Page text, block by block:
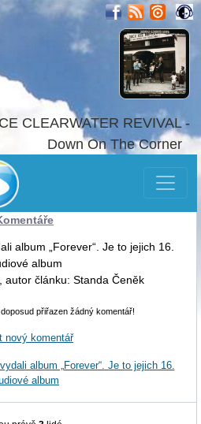
CLEARWATER REVIVAL -
Down On The Corner
album „Forever“. Je to jejich 16.
album
autor článku: Standa Čeněk
přiřazen žádný komentář!
nový komentář
album „Forever“. Je to jejich 16.
album